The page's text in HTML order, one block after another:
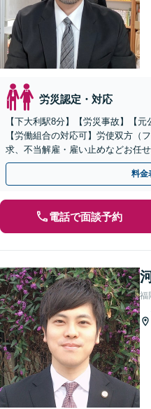
労災認定・対応
【下大利駅8分】【労災事故】【元
【労働組合の対応可】労使双方（
求、不当解雇・雇い止めなどお任
決へと進めます。
料金
電話で面談予約
福